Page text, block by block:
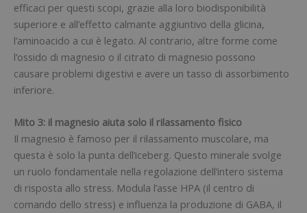
efficaci per questi scopi, grazie alla loro biodisponibilità
superiore e all’effetto calmante aggiuntivo della glicina,
l’aminoacido a cui è legato. Al contrario, altre forme come
l’ossido di magnesio o il citrato di magnesio possono
causare problemi digestivi e avere un tasso di assorbimento
inferiore.
Mito 3: il magnesio aiuta solo il rilassamento fisico
Il magnesio è famoso per il rilassamento muscolare, ma
questa è solo la punta dell’iceberg. Questo minerale svolge
un ruolo fondamentale nella regolazione dell’intero sistema
di risposta allo stress. Modula l’asse HPA (il centro di
comando dello stress) e influenza la produzione di GABA, il